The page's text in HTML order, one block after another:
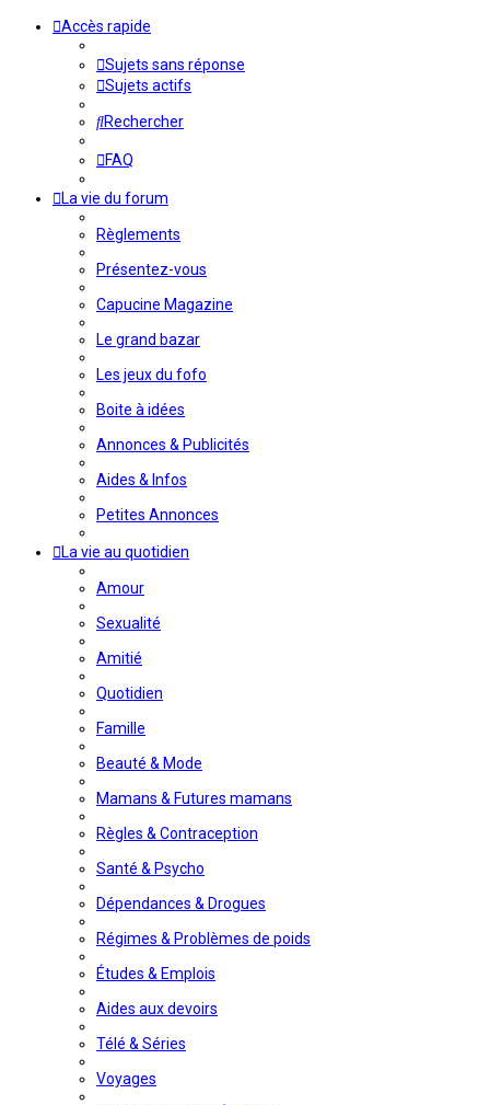
Accès rapide
Sujets sans réponse
Sujets actifs
Rechercher
FAQ
La vie du forum
Règlements
Présentez-vous
Capucine Magazine
Le grand bazar
Les jeux du fofo
Boite à idées
Annonces & Publicités
Aides & Infos
Petites Annonces
La vie au quotidien
Amour
Sexualité
Amitié
Quotidien
Famille
Beauté & Mode
Mamans & Futures mamans
Règles & Contraception
Santé & Psycho
Dépendances & Drogues
Régimes & Problèmes de poids
Études & Emplois
Aides aux devoirs
Télé & Séries
Voyages